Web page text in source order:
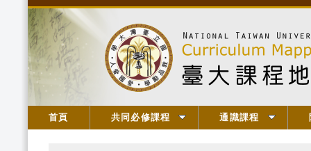
首頁 共同必修課程 通識課程